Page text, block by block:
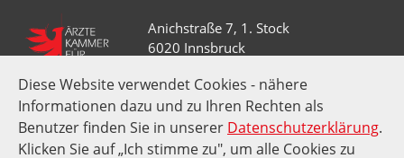
Diese Website verwendet Cookies - nähere
Informationen dazu und zu Ihren Rechten als
Benutzer finden Sie in unserer Datenschutzerklärung.
Klicken Sie auf „Ich stimme zu", um alle Cookies zu
Anichstraße 7, 1. Stock
6020 Innsbruck
+43 512 52 0 58-0
kammer@aektirol.at